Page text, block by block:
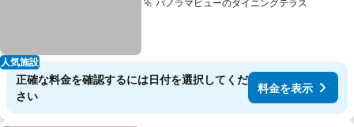
人気施設
パノラマビューのダイニングテラス
正確な料金を確認するには日付を選択してくだ
さい
料金を表示